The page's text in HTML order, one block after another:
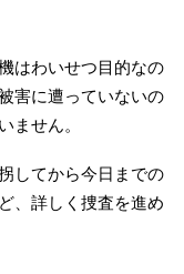
はわいせつ目的なの
害に遭っていないの
ません。
してから今日までの
、詳しく捜査を進め